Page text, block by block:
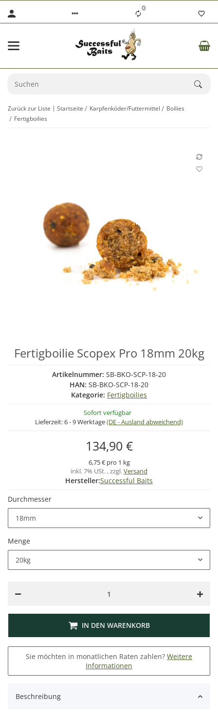
0
Zurück zur Liste Startseite Karpfenköder/Futtermittel
Boilies
Fertigboilies
Fertigboilie Scopex Pro 18mm 20kg
Artikelnummer: SB-BKO-SCP-18-20
HAN: SB-BKO-SCP-18-20
Kategorie: Fertigboilies
Sofort verfügbar
Lieferzeit:6 - 9 Werktage(DE - Ausland abweichend)
134,90 €
6,75 € pro 1 kg
inkl. 7% USt. , zzgl.Versand
Hersteller:Successful Baits
Durchmesser
18mm
Menge
20kg
IN DEN WARENKORB
Sie möchten in monatlichen Raten zahlen? Weitere
Informationen
Beschreibung